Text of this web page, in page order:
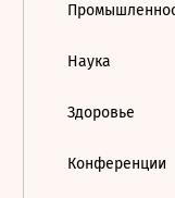
Наука
Здоровье
Конференции